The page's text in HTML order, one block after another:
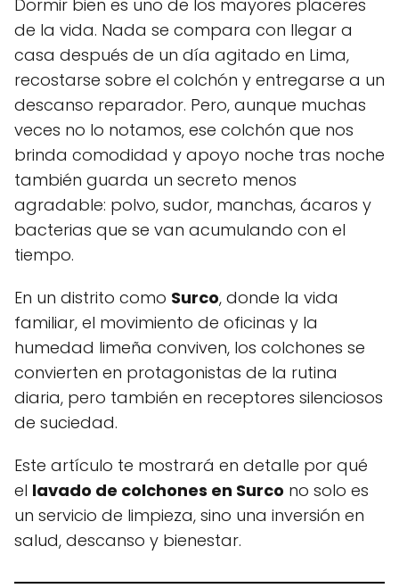
Dormir bien es uno de los mayores placeres
de la vida. Nada se compara con llegar a
casa después de un día agitado en Lima,
recostarse sobre el colchón y entregarse a un
descanso reparador. Pero, aunque muchas
veces no lo notamos, ese colchón que nos
brinda comodidad y apoyo noche tras noche
también guarda un secreto menos
agradable: polvo, sudor, manchas, ácaros y
bacterias que se van acumulando con el
tiempo.
En un distrito como Surco, donde la vida
familiar, el movimiento de oficinas y la
humedad limeña conviven, los colchones se
convierten en protagonistas de la rutina
diaria, pero también en receptores silenciosos
de suciedad.
Este artículo te mostrará en detalle por qué
el lavado de colchones en Surco no solo es
un servicio de limpieza, sino una inversión en
salud, descanso y bienestar.